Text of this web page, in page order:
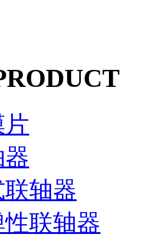
轴器
联轴器